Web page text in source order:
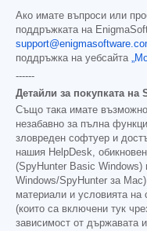
Ако имате въпроси или
поддръжката на
поддръжка на уебсайта
------
Детайли за покупката на
Също така имате
незабавно за пълна
зловреден софтуер и
нашия HelpDesk,
(SpyHunter Basic Windows)
Windows/SpyHunter за
материали и условията на
(които са включени тук
зависимост от държавата